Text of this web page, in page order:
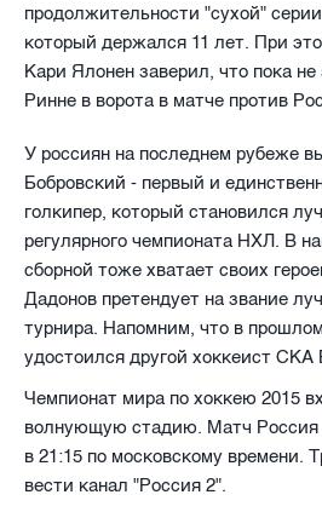
продолжительности "сухой"
который держался 11 лет. При
Кари Ялонен заверил, что пока
Ринне в ворота в матче против
У россиян на последнем рубеже
Бобровский - первый и
голкипер, который становился
регулярного чемпионата НХЛ. В
сборной тоже хватает своих
Дадонов претендует на звание
турнира. Напомним, что в
удостоился другой хоккеист СКА
Чемпионат мира по хоккею 2015
волнующую стадию. Матч Россия
в 21:15 по московскому времени.
вести канал "Россия 2".